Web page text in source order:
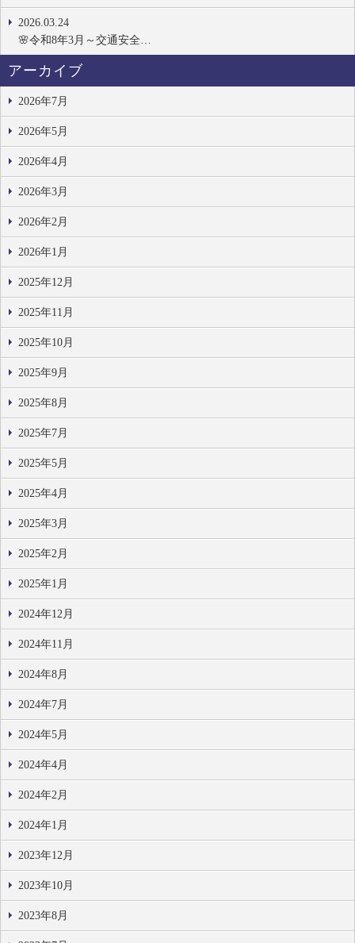
2026.03.24
🌸令和8年3月～交通安全…
アーカイブ
2026年7月
2026年5月
2026年4月
2026年3月
2026年2月
2026年1月
2025年12月
2025年11月
2025年10月
2025年9月
2025年8月
2025年7月
2025年5月
2025年4月
2025年3月
2025年2月
2025年1月
2024年12月
2024年11月
2024年8月
2024年7月
2024年5月
2024年4月
2024年2月
2024年1月
2023年12月
2023年10月
2023年8月